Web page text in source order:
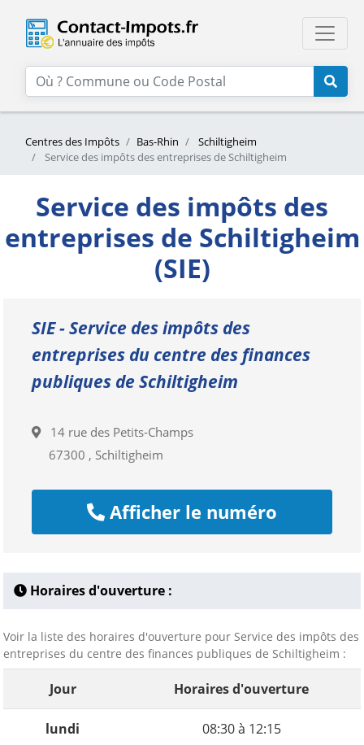
Centres des Impôts Bas-Rhin
Schiltigheim
Service des impôts des entreprises de Schiltigheim
Service des impôts des
entreprises de Schiltigheim
(SIE)
SIE - Service des impôts des
entreprises du centre des finances
publiques de Schiltigheim
14 rue des Petits-Champs
67300 , Schiltigheim
Afficher le numéro
Horaires d'ouverture :
Voir la liste des horaires d'ouverture pour Service des impôts des
entreprises du centre des finances publiques de Schiltigheim :
Jour Horaires d'ouverture
lundi 08:30 à 12:15